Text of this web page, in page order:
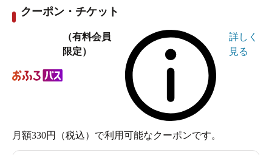
シェフズコラボ：老舗・名店のシェフがプロデュース
SAVOY／ネコゴオリ
中華蕎麦とみ田／新旬屋本店／king&queen x 飯田商店の
コラボラーメン／琴平荘／辛だるま／フジヤマ55／麺屋
はなび／今池飯店／鶏そば啜る／歌志軒
クーポン・チケット
（有料会員
限定）
詳しく
見る
月額330円（税込）で利用可能なクーポンです。